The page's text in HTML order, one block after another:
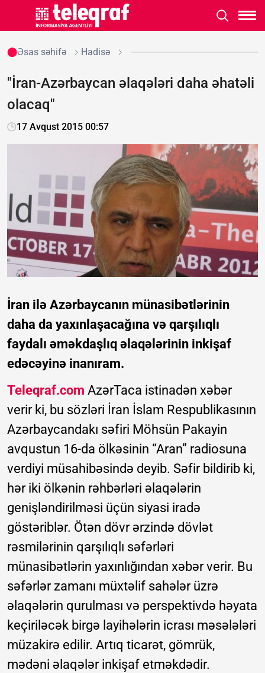
Əsas səhifə Hadisə
"İran-Azərbaycan əlaqələri daha əhatəli
olacaq"
17 Avqust 2015 00:57
İran ilə Azərbaycanın münasibətlərinin
daha da yaxınlaşacağına və qarşılıqlı
faydalı əməkdaşlıq əlaqələrinin inkişaf
edəcəyinə inanıram.
Teleqraf.com AzərTaca istinadən xəbər
verir ki, bu sözləri İran İslam Respublikasının
Azərbaycandakı səfiri Möhsün Pakayin
avqustun 16-da ölkəsinin “Aran” radiosuna
verdiyi müsahibəsində deyib. Səfir bildirib ki,
hər iki ölkənin rəhbərləri əlaqələrin
genişləndirilməsi üçün siyasi iradə
göstəriblər. Ötən dövr ərzində dövlət
rəsmilərinin qarşılıqlı səfərləri
münasibətlərin yaxınlığından xəbər verir. Bu
səfərlər zamanı müxtəlif sahələr üzrə
əlaqələrin qurulması və perspektivdə həyata
keçiriləcək birgə layihələrin icrası məsələləri
müzakirə edilir. Artıq ticarət, gömrük,
mədəni əlaqələr inkişaf etməkdədir.